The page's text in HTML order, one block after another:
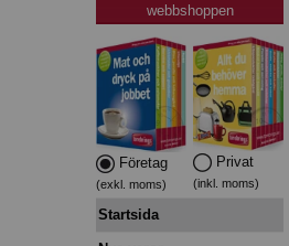
webbshoppen
Företag
(exkl. moms)
Privat
(inkl. moms)
Startsida